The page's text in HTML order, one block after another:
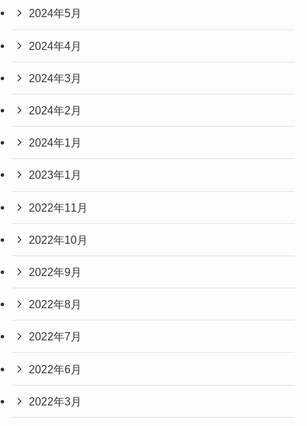
2024年5月
2024年4月
2024年3月
2024年2月
2024年1月
2023年1月
2022年11月
2022年10月
2022年9月
2022年8月
2022年7月
2022年6月
2022年3月